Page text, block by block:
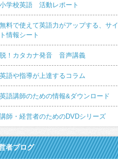
学校英語 活動レポート
料で使えて英語力がアップする、サイ
情報シート
！カタカナ発音 音声講義
語や指導が上達するコラム
語講師のための情報&ダウンロード
師・経営者のためのDVDシリーズ
者ブログ